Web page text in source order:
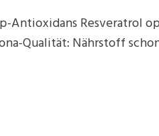
Antioxidans Resveratrol
Qualität: Nährstoff